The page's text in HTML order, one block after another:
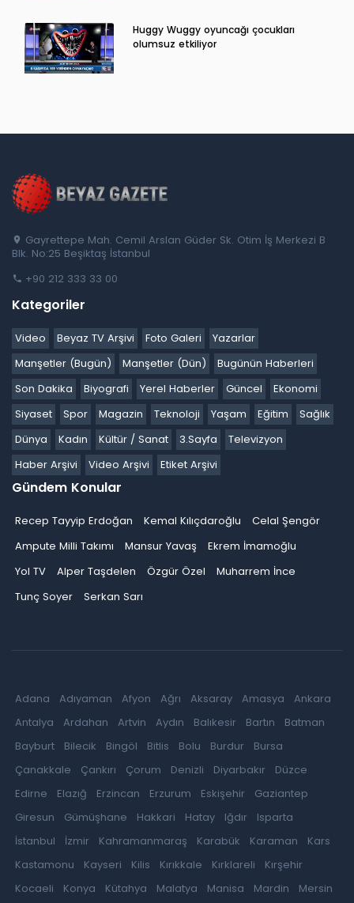
Huggy Wuggy oyuncağı çocukları
olumsuz etkiliyor
Gayrettepe Mah. Cemil Arslan Güder Sk. Otim İş Merkezi B
Blk. No:25 Beşiktaş İstanbul
+90 212 333 33 00
Kategoriler
Video Beyaz TV Arşivi Foto Galeri
Yazarlar
Manşetler (Bugün)
Manşetler (Dün)
Bugünün Haberleri
Son Dakika
Biyografi Yerel Haberler Güncel
Ekonomi
Siyaset
Spor Magazin Teknoloji Yaşam Eğitim
Sağlık
Dünya
Kadın Kültür / Sanat 3.Sayfa
Televizyon
Haber Arşivi
Video Arşivi Etiket Arşivi
Gündem Konular
Recep Tayyip Erdoğan Kemal Kılıçdaroğlu
Celal Şengör
Ampute Milli Takımı
Mansur Yavaş
Ekrem İmamoğlu
Yol TV
Alper Taşdelen Özgür Özel
Muharrem İnce
Tunç Soyer
Serkan Sarı
Adana Adıyaman Afyon Ağrı Aksaray Amasya
Ankara
Antalya
Ardahan Artvin Aydın Balıkesir Bartın
Batman
Bayburt
Bilecik Bingöl Bitlis Bolu Burdur
Bursa
Çanakkale
Çankırı Çorum Denizli Diyarbakır
Düzce
Edirne
Elazığ Erzincan Erzurum Eskişehir
Gaziantep
Giresun
Gümüşhane Hakkari Hatay Iğdır
Isparta
İstanbul
İzmir Kahramanmaraş Karabük Karaman
Kars
Kastamonu
Kayseri Kilis Kırıkkale Kırklareli
Kırşehir
Kocaeli
Konya Kütahya Malatya Manisa Mardin Mersin